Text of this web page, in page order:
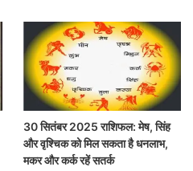
30 सितंबर 2025 राशिफल: मेष, सिंह
और वृश्चिक को मिल सकता है धनलाभ,
मकर और कर्क रहें सतर्क